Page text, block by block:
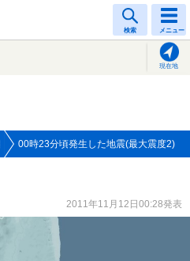
検索 メニュー
現在地
00時23分頃発生した地震(最大震度2)
2011年11月12日00:28発表